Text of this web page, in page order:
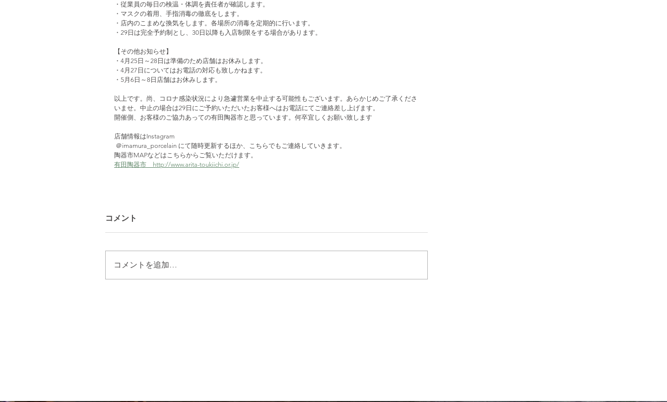
・従業員の毎日の検温・体調を責任者が確認します。
・マスクの着用、手指消毒の徹底をします。
・店内のこまめな換気をします。各場所の消毒を定期的に行います。
・29日は完全予約制とし、30日以降も入店制限をする場合があります。
【その他お知らせ】
・4月25日～28日は準備のため店舗はお休みします。
・4月27日についてはお電話の対応も致しかねます。
・5月6日～8日店舗はお休みします。
以上です。尚、コロナ感染状況により急遽営業を中止する可能性もございます。あらかじめご了承くださ
いませ。中止の場合は29日にご予約いただいたお客様へはお電話にてご連絡差し上げます。
開催側、お客様のご協力あっての有田陶器市と思っています。何卒宜しくお願い致します
店舗情報はInstagram
＠imamura_porcelain にて随時更新するほか、こちらでもご連絡していきます。
陶器市MAPなどはこちらからご覧いただけます。
有田陶器市　http://www.arita-toukiichi.or.jp/
コメント
コメントを追加…